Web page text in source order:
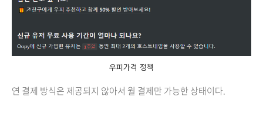
우피가격 정책
연 결제 방식은 제공되지 않아서 월 결제만 가능한 상태이다.